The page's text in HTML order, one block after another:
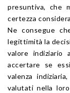
presuntiva, che
certezza
Ne consegue
legittimità la
valore indiziario
accertare se
valenza
valutati nella